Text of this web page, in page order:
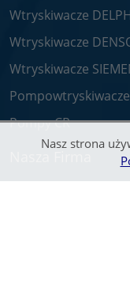
Nasz strona
Wtryskiwacze
Wtryskiwacze
Wtryskiwacze
Pompowtryskiwacze
Pompy CR